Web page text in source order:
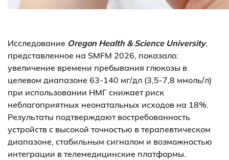
Исследование Oregon Health & Science University,
представленное на SMFM 2026, показало:
увеличение времени пребывания глюкозы в
целевом диапазоне 63-140 мг/дл (3,5-7,8 ммоль/л)
при использовании НМГ снижает риск
неблагоприятных неонатальных исходов на 18%.
Результаты подтверждают востребованность
устройств с высокой точностью в терапевтическом
диапазоне, стабильным сигналом и возможностью
интеграции в телемедицинские платформы.